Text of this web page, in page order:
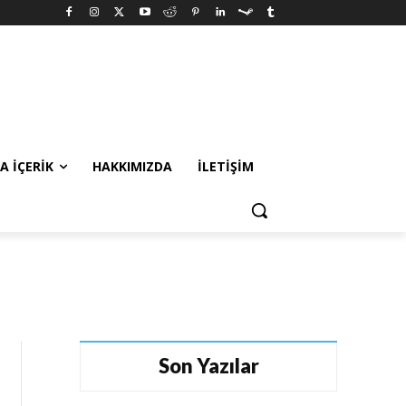
İÇERIK HAKKIMIZDA İLETIŞIM
Son Yazılar